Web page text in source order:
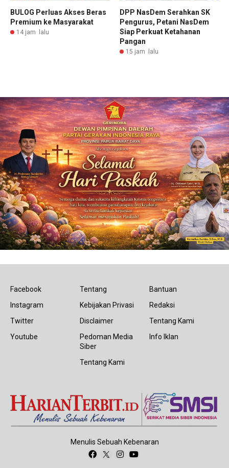
BULOG Perluas Akses Beras
Premium ke Masyarakat
14 jam lalu
DPP NasDem Serahkan SK
Pengurus, Petani NasDem
Siap Perkuat Ketahanan
Pangan
15 jam lalu
Facebook
Instagram
Twitter
Youtube
Tentang
Kebijakan Privasi
Disclaimer
Pedoman Media
Siber
Tentang Kami
Bantuan
Redaksi
Tentang Kami
Info Iklan
Menulis Sebuah Kebenaran